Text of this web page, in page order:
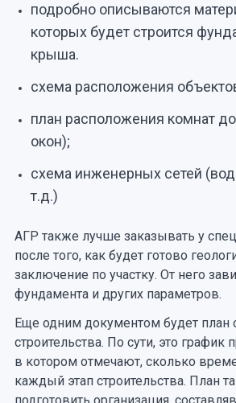
подробно описываются
которых будет строится
крыша.
схема расположения
план расположения комнат
окон);
схема инженерных сетей
т.д.)
АГР также лучше заказывать у
после того, как будет готово
заключение по участку. От него
фундамента и других параметров.
Еще одним документом будет план
строительства. По сути, это график
в котором отмечают, сколько
каждый этап строительства. План